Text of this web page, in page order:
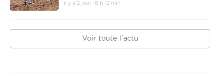
il y a 2 jour 18 h 12 min
Voir toute l'actu